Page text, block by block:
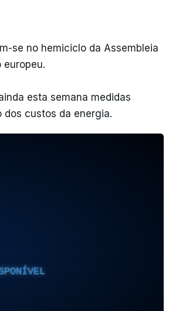
se no hemiciclo da Assembleia
europeu.
esta semana medidas
custos da energia.